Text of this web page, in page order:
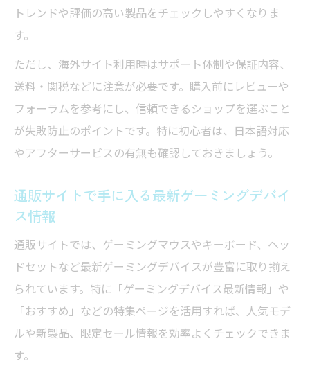
トレンドや評価の高い製品をチェックしやすくなりま
す。
ただし、海外サイト利用時はサポート体制や保証内容、
送料・関税などに注意が必要です。購入前にレビューや
フォーラムを参考にし、信頼できるショップを選ぶこと
が失敗防止のポイントです。特に初心者は、日本語対応
やアフターサービスの有無も確認しておきましょう。
通販サイトで手に入る最新ゲーミングデバイ
ス情報
通販サイトでは、ゲーミングマウスやキーボード、ヘッ
ドセットなど最新ゲーミングデバイスが豊富に取り揃え
られています。特に「ゲーミングデバイス最新情報」や
「おすすめ」などの特集ページを活用すれば、人気モデ
ルや新製品、限定セール情報を効率よくチェックできま
す。